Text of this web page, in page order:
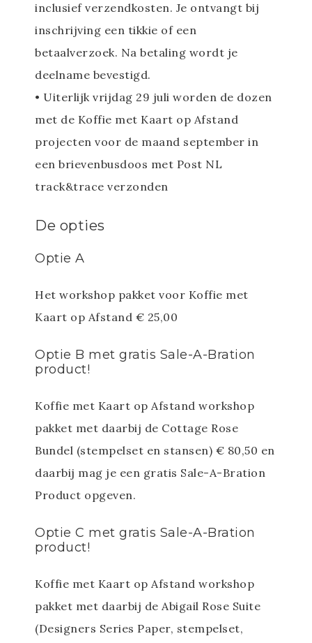
inclusief verzendkosten. Je ontvangt bij
inschrijving een tikkie of een
betaalverzoek. Na betaling wordt je
deelname bevestigd.
• Uiterlijk vrijdag 29 juli worden de dozen
met de Koffie met Kaart op Afstand
projecten voor de maand september in
een brievenbusdoos met Post NL
track&trace verzonden
De opties
Optie A
Het workshop pakket voor Koffie met
Kaart op Afstand € 25,00
Optie B met gratis Sale-A-Bration
product!
Koffie met Kaart op Afstand workshop
pakket met daarbij de Cottage Rose
Bundel (stempelset en stansen) € 80,50 en
daarbij mag je een gratis Sale-A-Bration
Product opgeven.
Optie C met gratis Sale-A-Bration
product!
Koffie met Kaart op Afstand workshop
pakket met daarbij de Abigail Rose Suite
(Designers Series Paper, stempelset,